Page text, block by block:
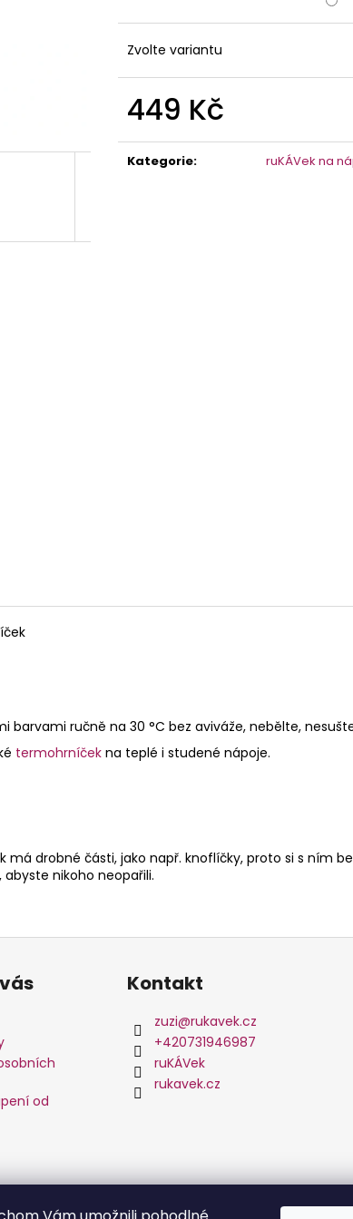
Zvolte variantu
449 Kč
cena:
Kategorie: ruKÁVek na
barvami ručně na 30 °C bez aviváže, nebělte,
termohrníček na teplé i studené nápoje.
má drobné části, jako např. knoflíčky, proto si s ním
nikoho neopařili.
BABY RUKÁVEK NA
MODRÝM KVÍTÍM
349 Kč
od
Kontakt
zuzi@rukavek.cz
+420731946987
ruKÁVek
rukavek.cz